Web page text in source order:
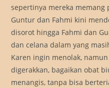
sepertinya mereka memang
Guntur dan Fahmi kini
disorot hingga Fahmi dan
dan celana dalam yang
Karen ingin menolak,
digerakkan, bagaikan obat
menangis, tanpa bisa